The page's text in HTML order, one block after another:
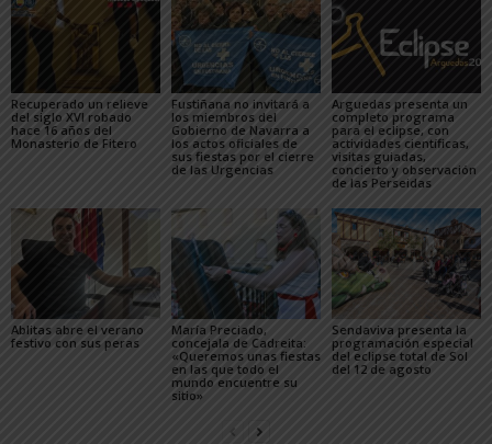
Recuperado un relieve
del siglo XVI robado
hace 16 años del
Monasterio de Fitero
Fustiñana no invitará a
los miembros del
Gobierno de Navarra a
los actos oficiales de
sus fiestas por el cierre
de las Urgencias
Arguedas presenta un
completo programa
para el eclipse, con
actividades científicas,
visitas guiadas,
concierto y observación
de las Perseidas
Ablitas abre el verano
festivo con sus peras
María Preciado,
concejala de Cadreita:
«Queremos unas fiestas
en las que todo el
mundo encuentre su
sitio»
Sendaviva presenta la
programación especial
del eclipse total de Sol
del 12 de agosto